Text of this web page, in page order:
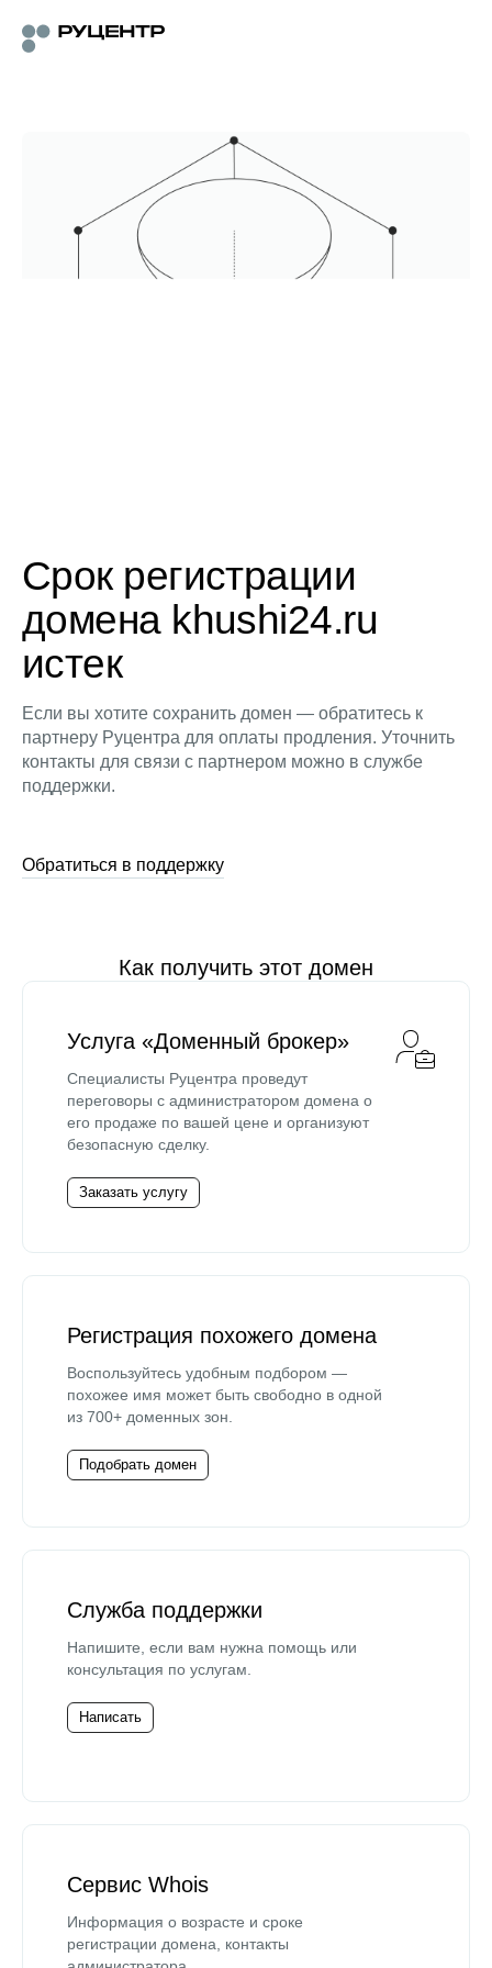
Срок регистрации
домена khushi24.ru
истек
Если вы хотите сохранить домен — обратитесь к
партнеру Руцентра для оплаты продления. Уточнить
контакты для связи с партнером можно в службе
поддержки.
Обратиться в поддержку
Как получить этот домен
Услуга «Доменный брокер»
Специалисты Руцентра проведут
переговоры с администратором домена о
его продаже по вашей цене и организуют
безопасную сделку.
Заказать услугу
Регистрация похожего домена
Воспользуйтесь удобным подбором —
похожее имя может быть свободно в одной
из 700+ доменных зон.
Подобрать домен
Служба поддержки
Напишите, если вам нужна помощь или
консультация по услугам.
Написать
Сервис Whois
Информация о возрасте и сроке
регистрации домена, контакты